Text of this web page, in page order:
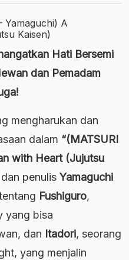
Yamaguchi) A
Kaisen)
Hati Bersemi
dan Pemadam
mengharukan dan
dalam “(MATSURI
with Heart (Jujutsu
dan penulis Yamaguchi
Fushiguro,
yang bisa
dan Itadori, seorang
yang menjalin